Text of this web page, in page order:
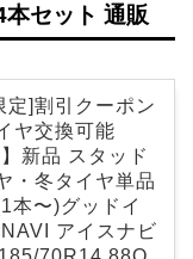
セット 通販
定]割引クーポン
ヤ交換可能
新品 スタッド
・冬タイヤ単品
本〜)グッドイ
アイスナビ